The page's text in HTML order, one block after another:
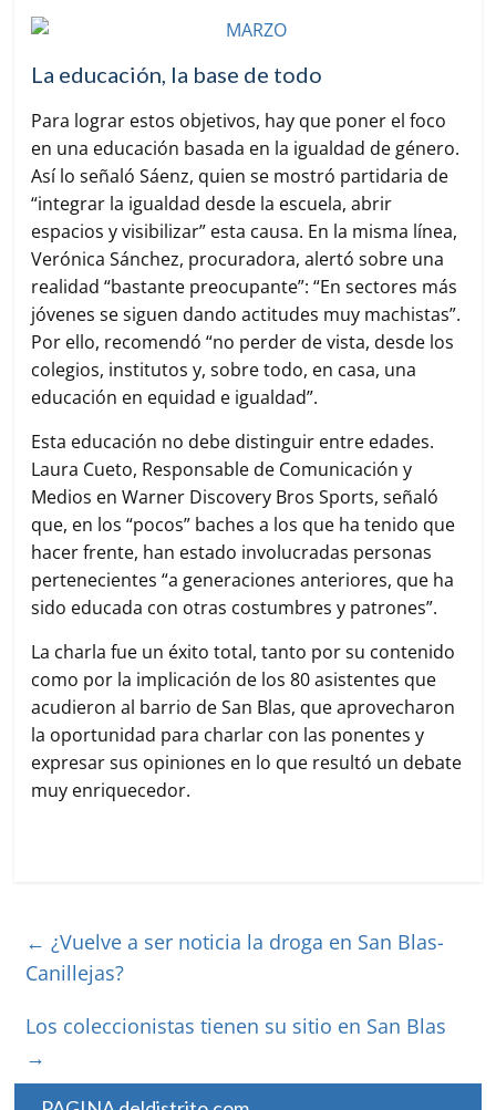
La educación, la base de todo
Para lograr estos objetivos, hay que poner el foco
en una educación basada en la igualdad de género.
Así lo señaló Sáenz, quien se mostró partidaria de
“integrar la igualdad desde la escuela, abrir
espacios y visibilizar” esta causa. En la misma línea,
Verónica Sánchez, procuradora, alertó sobre una
realidad “bastante preocupante”: “En sectores más
jóvenes se siguen dando actitudes muy machistas”.
Por ello, recomendó “no perder de vista, desde los
colegios, institutos y, sobre todo, en casa, una
educación en equidad e igualdad”.
Esta educación no debe distinguir entre edades.
Laura Cueto, Responsable de Comunicación y
Medios en Warner Discovery Bros Sports, señaló
que, en los “pocos” baches a los que ha tenido que
hacer frente, han estado involucradas personas
pertenecientes “a generaciones anteriores, que ha
sido educada con otras costumbres y patrones”.
La charla fue un éxito total, tanto por su contenido
como por la implicación de los 80 asistentes que
acudieron al barrio de San Blas, que aprovecharon
la oportunidad para charlar con las ponentes y
expresar sus opiniones en lo que resultó un debate
muy enriquecedor.
← ¿Vuelve a ser noticia la droga en San Blas-
Canillejas?
Los coleccionistas tienen su sitio en San Blas
→